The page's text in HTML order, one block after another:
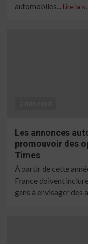
automobiles... Lire la
Les annonces
promouvoir des
Times
À partir de cette
France doivent
gens à envisager des